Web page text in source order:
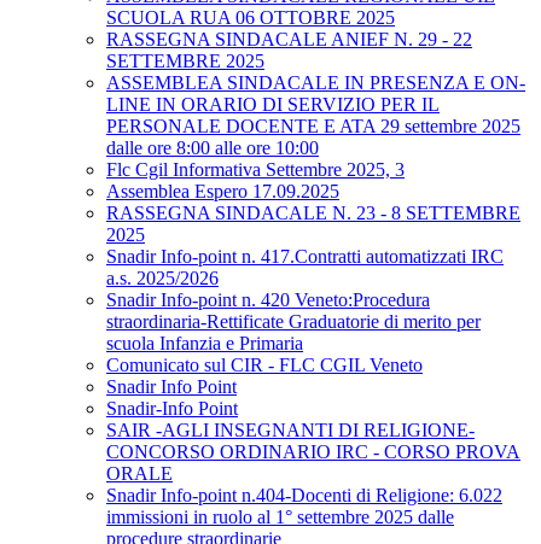
SCUOLA RUA 06 OTTOBRE 2025
RASSEGNA SINDACALE ANIEF N. 29 - 22
SETTEMBRE 2025
ASSEMBLEA SINDACALE IN PRESENZA E ON-
LINE IN ORARIO DI SERVIZIO PER IL
PERSONALE DOCENTE E ATA 29 settembre 2025
dalle ore 8:00 alle ore 10:00
Flc Cgil Informativa Settembre 2025, 3
Assemblea Espero 17.09.2025
RASSEGNA SINDACALE N. 23 - 8 SETTEMBRE
2025
Snadir Info-point n. 417.Contratti automatizzati IRC
a.s. 2025/2026
Snadir Info-point n. 420 Veneto:Procedura
straordinaria-Rettificate Graduatorie di merito per
scuola Infanzia e Primaria
Comunicato sul CIR - FLC CGIL Veneto
Snadir Info Point
Snadir-Info Point
SAIR -AGLI INSEGNANTI DI RELIGIONE-
CONCORSO ORDINARIO IRC - CORSO PROVA
ORALE
Snadir Info-point n.404-Docenti di Religione: 6.022
immissioni in ruolo al 1° settembre 2025 dalle
procedure straordinarie